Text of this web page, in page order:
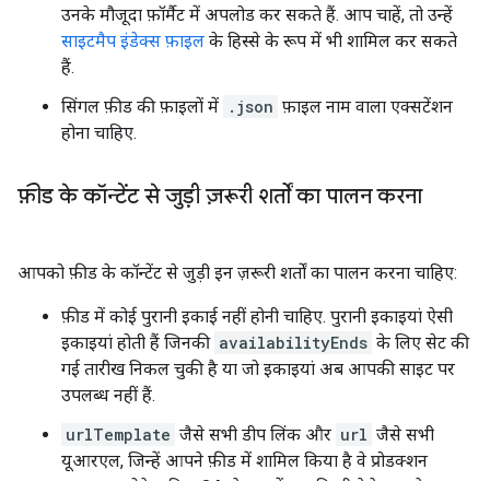
उनके मौजूदा फ़ॉर्मैट में अपलोड कर सकते हैं. आप चाहें, तो उन्हें
साइटमैप इंडेक्स फ़ाइल के हिस्से के रूप में भी शामिल कर सकते
हैं.
सिंगल फ़ीड की फ़ाइलों में .json फ़ाइल नाम वाला एक्सटेंशन
होना चाहिए.
फ़ीड के कॉन्टेंट से जुड़ी ज़रूरी शर्तों का पालन करना
आपको फ़ीड के कॉन्टेंट से जुड़ी इन ज़रूरी शर्तों का पालन करना चाहिए:
फ़ीड में कोई पुरानी इकाई नहीं होनी चाहिए. पुरानी इकाइयां ऐसी
इकाइयां होती हैं जिनकी availabilityEnds के लिए सेट की
गई तारीख निकल चुकी है या जो इकाइयां अब आपकी साइट पर
उपलब्ध नहीं हैं.
urlTemplate जैसे सभी डीप लिंक और url जैसे सभी
यूआरएल, जिन्हें आपने फ़ीड में शामिल किया है वे प्रोडक्शन